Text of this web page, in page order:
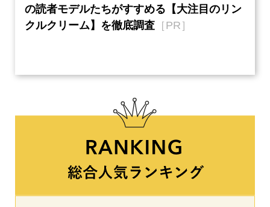
の読者モデルたちがすすめる【大注目のリン
クルクリーム】を徹底調査 ［PR］